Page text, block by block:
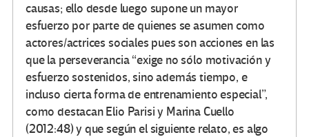
causas; ello desde luego supone un mayor
esfuerzo por parte de quienes se asumen como
actores/actrices sociales pues son acciones en las
que la perseverancia “exige no sólo motivación y
esfuerzo sostenidos, sino además tiempo, e
incluso cierta forma de entrenamiento especial”,
como destacan Elio Parisi y Marina Cuello
(2012:48) y que según el siguiente relato, es algo